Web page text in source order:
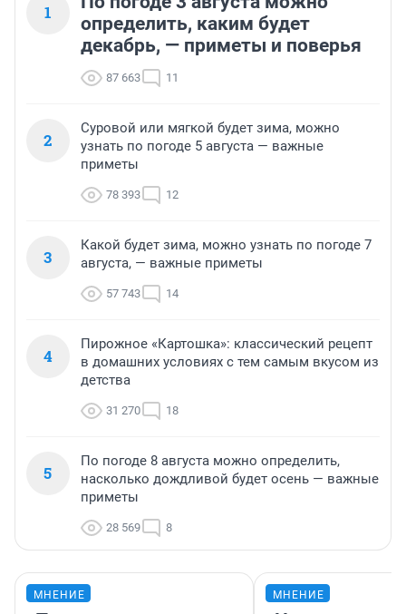
1
определить, каким будет
декабрь, — приметы и поверья
87 663 11
2
Суровой или мягкой будет зима, можно
узнать по погоде 5 августа — важные
приметы
78 393 12
3
Какой будет зима, можно узнать по погоде 7
августа, — важные приметы
57 743 14
4
Пирожное «Картошка»: классический рецепт
в домашних условиях с тем самым вкусом из
детства
31 270 18
5
По погоде 8 августа можно определить,
насколько дождливой будет осень — важные
приметы
28 569 8
МНЕНИЕ МНЕНИЕ